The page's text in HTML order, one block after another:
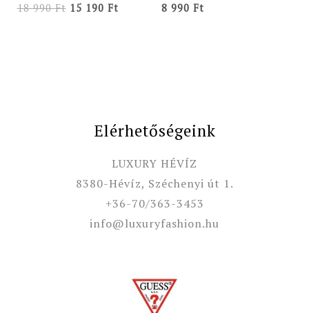
18 990Ft 15 190 Ft 8 990 Ft
Elérhetőségeink
LUXURY HÉVÍZ
8380-Hévíz, Széchenyi út 1.
+36-70/363-3453
info@luxuryfashion.hu